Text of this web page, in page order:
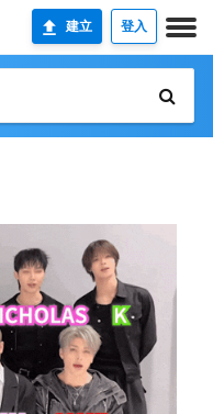
建立 登入